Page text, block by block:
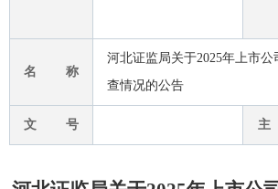
名 称
河北证监局关于2025年上市
查情况的公告
文 号 主